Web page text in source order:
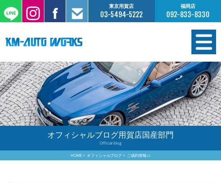
東京用賀店
03-5494-5222
福岡店
092-833-8330
在庫情報
オーダー販売
工場サービス
保証について
オフィシャルブログ用賀店国産部門
Official blog
HOME オフィシャルブログ ご成約情報♪♪